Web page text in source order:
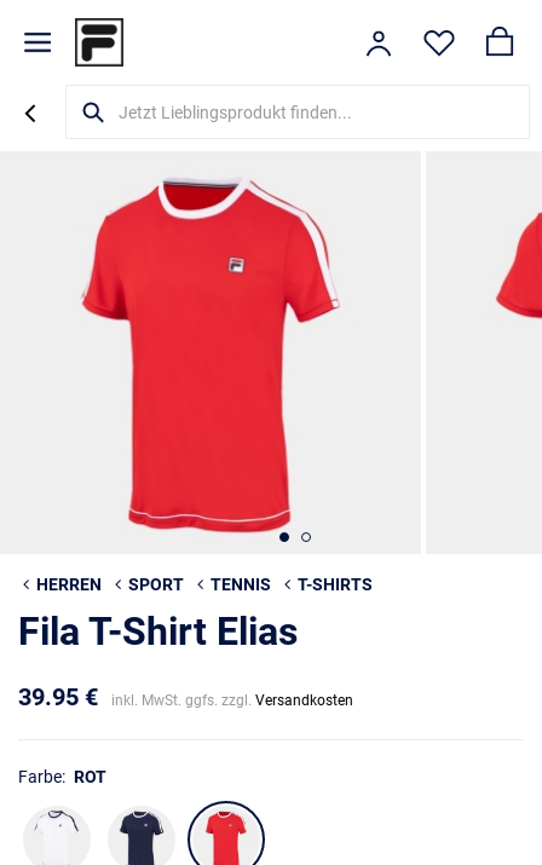
HERREN SPORT TENNIS T-SHIRTS
Fila T-Shirt Elias
39.95 € inkl. MwSt. ggfs. zzgl. Versandkosten
Farbe: ROT